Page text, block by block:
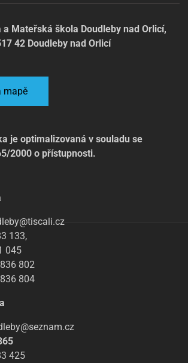
Mateřská škola Doudleby nad Orlicí,
42 Doudleby nad Orlicí
mapě
je optimalizovaná v souladu se
2000 o přístupnosti.
133,
045
802
804
425